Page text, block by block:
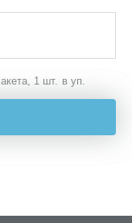
1 шт. в уп.